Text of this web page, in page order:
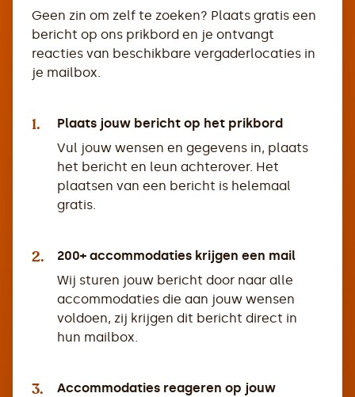
Geen zin om zelf te zoeken? Plaats gratis een
bericht op ons prikbord en je ontvangt
reacties van beschikbare vergaderlocaties in
je mailbox.
1.
Plaats jouw bericht op het prikbord
Vul jouw wensen en gegevens in, plaats
het bericht en leun achterover. Het
plaatsen van een bericht is helemaal
gratis.
2.
200+ accommodaties krijgen een mail
Wij sturen jouw bericht door naar alle
accommodaties die aan jouw wensen
voldoen, zij krijgen dit bericht direct in
hun mailbox.
3.
Accommodaties reageren op jouw